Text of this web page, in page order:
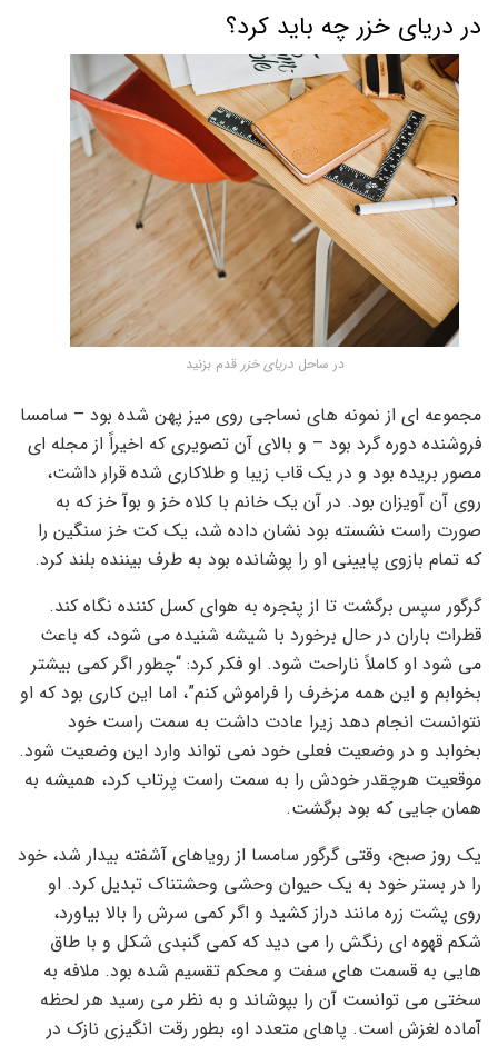
در دریای خزر چه باید کرد؟
در ساحلدریای خزر قدم بزنید
مجموعه ای از نمونه های نساجی روی میز پهن شده بود – سامسا
فروشنده دوره گرد بود – و بالای آن تصویری که اخیراً از مجله ای
مصور بریده بود و در یک قاب زیبا و طلاکاری شده قرار داشت،
روی آن آویزان بود. در آن یک خانم با کلاه خز و بوآ خز که به
صورت راست نشسته بود نشان داده شد، یک کت خز سنگین را
که تمام بازوی پایینی او را پوشانده بود به طرف بیننده بلند کرد.
گرگور سپس برگشت تا از پنجره به هوای کسل کننده نگاه کند.
قطرات باران در حال برخورد با شیشه شنیده می شود، که باعث
می شود او کاملاً ناراحت شود. او فکر کرد: “چطور اگر کمی بیشتر
بخوابم و این همه مزخرف را فراموش کنم”، اما این کاری بود که او
نتوانست انجام دهد زیرا عادت داشت به سمت راست خود
بخوابد و در وضعیت فعلی خود نمی تواند وارد این وضعیت شود.
موقعیت هرچقدر خودش را به سمت راست پرتاب کرد، همیشه به
همان جایی که بود برگشت.
یک روز صبح، وقتی گرگور سامسا از رویاهای آشفته بیدار شد، خود
را در بستر خود به یک حیوان وحشی وحشتناک تبدیل کرد. او
روی پشت زره مانند دراز کشید و اگر کمی سرش را بالا بیاورد،
شکم قهوه ای رنگش را می دید که کمی گنبدی شکل و با طاق
هایی به قسمت های سفت و محکم تقسیم شده بود. ملافه به
سختی می توانست آن را بپوشاند و به نظر می رسید هر لحظه
آماده لغزش است. پاهای متعدد او، بطور رقت انگیزی نازک در